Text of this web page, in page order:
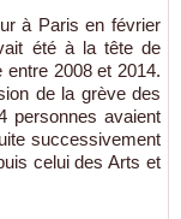
à Paris en février
été à la tête de
2008 et 2014.
de la grève des
personnes avaient
successivement
celui des Arts et